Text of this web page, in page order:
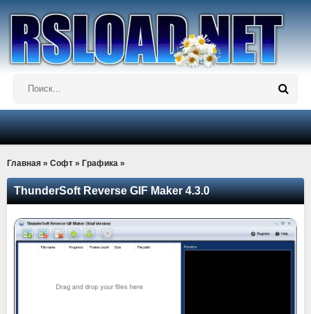
Главная » Софт » Графика »
ThunderSoft Reverse GIF Maker 4.3.0